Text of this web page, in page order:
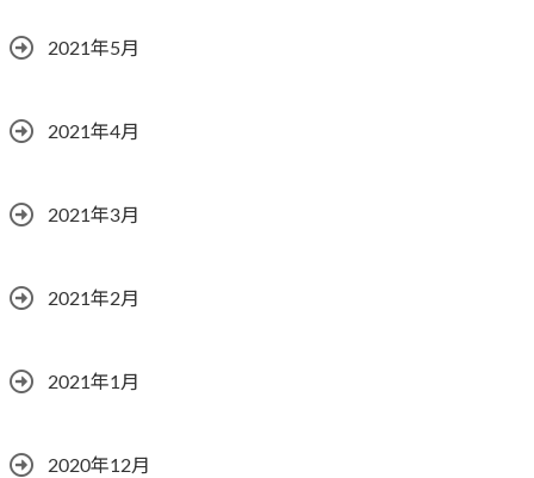
2021年5月
2021年4月
2021年3月
2021年2月
2021年1月
2020年12月